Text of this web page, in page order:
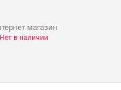
магазин
Нет в наличии